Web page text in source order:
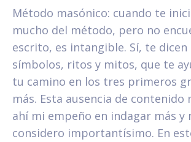
Método masónico: cuando te
mucho del método, pero no
escrito, es intangible. Sí, te dicen
símbolos, ritos y mitos, que te
tu camino en los tres primeros
más. Esta ausencia de contenido
ahí mi empeño en indagar más y
considero importantísimo. En